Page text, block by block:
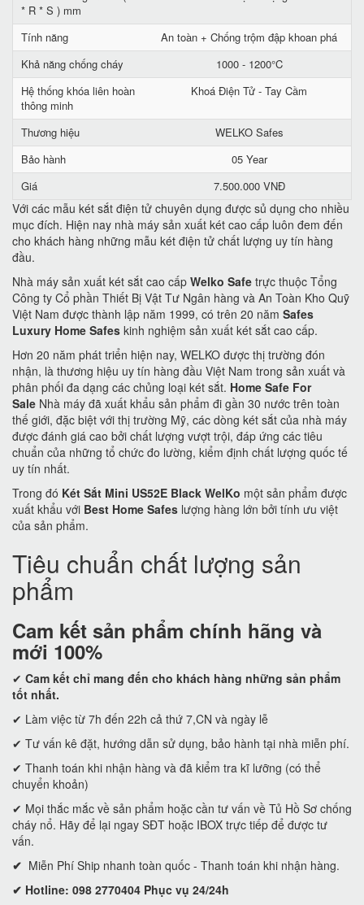
* R * S ) mm
Tính năng
An toàn + Chống trộm đập khoan phá
Khả năng chống cháy
1000 - 1200°C
Hệ thống khóa liên hoàn
thông minh
Khoá Điện Tử - Tay Cầm
Thương hiệu
WELKO Safes
Bảo hành
05 Year
Giá
7.500.000 VNĐ
Với các mẫu két sắt điện tử chuyên dụng được sủ dụng cho nhiều
mục đích. Hiện nay nhà máy sản xuất két cao cấp luôn đem đến
cho khách hàng những mẫu két điện tử chất lượng uy tín hàng
đầu.
Nhà máy sản xuất két sắt cao cấp Welko Safe trực thuộc Tổng
Công ty Cổ phần Thiết Bị Vật Tư Ngân hàng và An Toàn Kho Quỹ
Việt Nam được thành lập năm 1999, có trên 20 năm Safes
Luxury Home Safes kinh nghiệm sản xuất két sắt cao cấp.
Hơn 20 năm phát triển hiện nay, WELKO được thị trường đón
nhận, là thương hiệu uy tín hàng đầu Việt Nam trong sản xuất và
phân phối đa dạng các chủng loại két sắt. Home Safe For
Sale Nhà máy đã xuất khẩu sản phẩm đi gần 30 nước trên toàn
thế giới, đặc biệt với thị trường Mỹ, các dòng két sắt của nhà máy
được đánh giá cao bởi chất lượng vượt trội, đáp ứng các tiêu
chuẩn của những tổ chức đo lường, kiểm định chất lượng quốc tế
uy tín nhất.
Trong đó Két Sắt Mini US52E Black WelKo một sản phẩm được
xuất khẩu với Best Home Safes lượng hàng lớn bởi tính ưu việt
của sản phẩm.
Tiêu chuẩn chất lượng sản
phẩm
Cam kết sản phẩm chính hãng và
mới 100%
✔ Cam kết chỉ mang đến cho khách hàng những sản phẩm
tốt nhất.
✔ Làm việc từ 7h đến 22h cả thứ 7,CN và ngày lễ
✔ Tư vấn kê đặt, hướng dẫn sử dụng, bảo hành tại nhà miễn phí.
✔ Thanh toán khi nhận hàng và đã kiểm tra kĩ lưỡng (có thể
chuyển khoản)
✔ Mọi thắc mắc về sản phẩm hoặc cần tư vấn về Tủ Hồ Sơ chống
cháy nổ. Hãy để lại ngay SĐT hoặc IBOX trực tiếp để được tư
vấn.
✔ Miễn Phí Ship nhanh toàn quốc - Thanh toán khi nhận hàng.
✔ Hotline: 098 2770404 Phục vụ 24/24h